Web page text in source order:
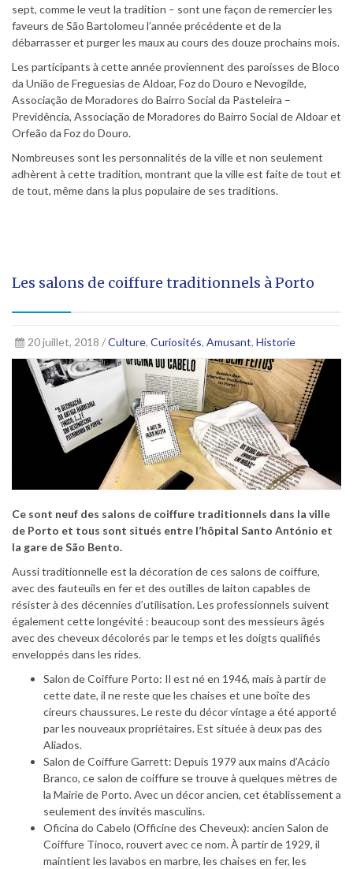
sept, comme le veut la tradition – sont une façon de remercier les
faveurs de São Bartolomeu l’année précédente et de la
débarrasser et purger les maux au cours des douze prochains mois.
Les participants à cette année proviennent des paroisses de Bloco
da União de Freguesias de Aldoar, Foz do Douro e Nevogilde,
Associação de Moradores do Bairro Social da Pasteleira –
Previdência, Associação de Moradores do Bairro Social de Aldoar et
Orfeão da Foz do Douro.
Nombreuses sont les personnalités de la ville et non seulement
adhèrent à cette tradition, montrant que la ville est faite de tout et
de tout, même dans la plus populaire de ses traditions.
Les salons de coiffure traditionnels à Porto
20 juillet, 2018 /Culture, Curiosités, Amusant, Historie
Ce sont neuf des salons de coiffure traditionnels dans la ville
de Porto et tous sont situés entre l’hôpital Santo António et
la gare de São Bento.
Aussi traditionnelle est la décoration de ces salons de coiffure,
avec des fauteuils en fer et des outilles de laiton capables de
résister à des décennies d’utilisation. Les professionnels suivent
également cette longévité : beaucoup sont des messieurs âgés
avec des cheveux décolorés par le temps et les doigts qualifiés
enveloppés dans les rides.
Salon de Coiffure Porto: Il est né en 1946, mais à partir de
cette date, il ne reste que les chaises et une boîte des
cireurs chaussures. Le reste du décor vintage a été apporté
par les nouveaux propriétaires. Est située à deux pas des
Aliados.
Salon de Coiffure Garrett: Depuis 1979 aux mains d’Acácio
Branco, ce salon de coiffure se trouve à quelques mètres de
la Mairie de Porto. Avec un décor ancien, cet établissement a
seulement des invités masculins.
Oficina do Cabelo (Officine des Cheveux): ancien Salon de
Coiffure Tinoco, rouvert avec ce nom. À partir de 1929, il
maintient les lavabos en marbre, les chaises en fer, les